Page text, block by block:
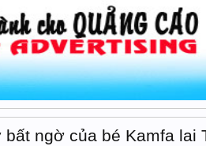
bất ngờ của bé Kamfa lai